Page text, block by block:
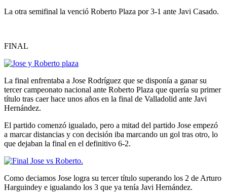
La otra semifinal la venció Roberto Plaza por 3-1 ante Javi Casado.
FINAL
La final enfrentaba a Jose Rodríguez que se disponía a ganar su
tercer campeonato nacional ante Roberto Plaza que quería su primer
título tras caer hace unos años en la final de Valladolid ante Javi
Hernández.
El partido comenzó igualado, pero a mitad del partido Jose empezó
a marcar distancias y con decisión iba marcando un gol tras otro, lo
que dejaban la final en el definitivo 6-2.
Como deciamos Jose logra su tercer título superando los 2 de Arturo
Harguindey e igualando los 3 que ya tenía Javi Hernández.